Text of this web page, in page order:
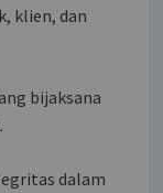
klien, dan
bijaksana
dalam